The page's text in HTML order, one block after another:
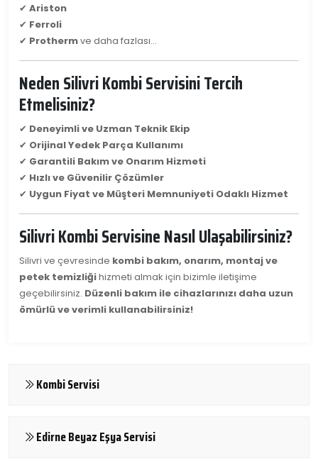
✔ Ariston
✔ Ferroli
✔ Prothermve daha fazlası...
Neden Silivri Kombi Servisini Tercih
Etmelisiniz?
✔ Deneyimli ve Uzman Teknik Ekip
✔ Orijinal Yedek Parça Kullanımı
✔ Garantili Bakım ve Onarım Hizmeti
✔ Hızlı ve Güvenilir Çözümler
✔ Uygun Fiyat ve Müşteri Memnuniyeti Odaklı Hizmet
Silivri Kombi Servisine Nasıl Ulaşabilirsiniz?
Silivri ve çevresinde kombi bakım, onarım, montaj ve
petek temizliğihizmeti almak için bizimle iletişime
geçebilirsiniz. Düzenli bakım ile cihazlarınızı daha uzun
ömürlü ve verimli kullanabilirsiniz!
Kombi Servisi
Edirne Beyaz Eşya Servisi